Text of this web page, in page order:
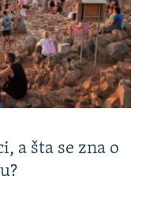
a šta se zna o